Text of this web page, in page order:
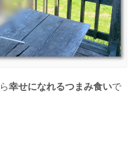
幸せになれるつまみ食いで